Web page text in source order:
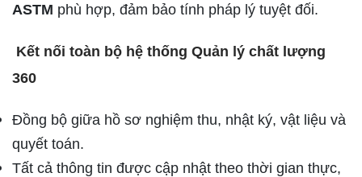
ASTM phù hợp, đảm bảo tính pháp lý tuyệt đối.
Kết nối toàn bộ hệ thống Quản lý chất lượng
360
Đồng bộ giữa hồ sơ nghiệm thu, nhật ký, vật liệu và
quyết toán.
Tất cả thông tin được cập nhật theo thời gian thực,